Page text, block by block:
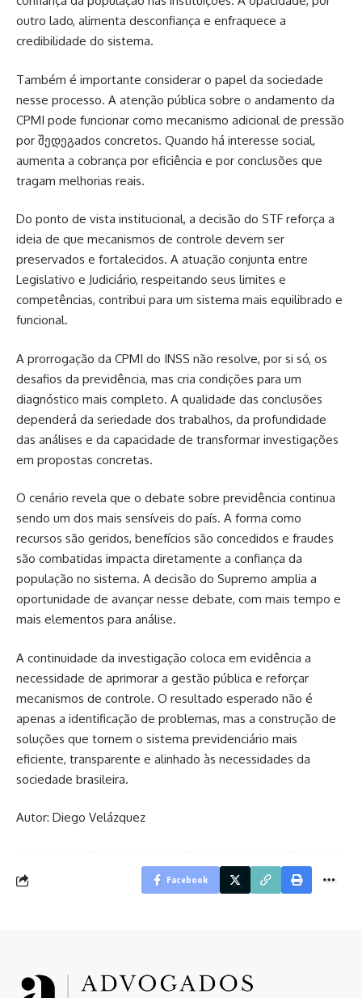
outro lado, alimenta desconfiança e enfraquece a
credibilidade do sistema.
Também é importante considerar o papel da sociedade
nesse processo. A atenção pública sobre o andamento da
CPMI pode funcionar como mecanismo adicional de pressão
por შედეგados concretos. Quando há interesse social,
aumenta a cobrança por eficiência e por conclusões que
tragam melhorias reais.
Do ponto de vista institucional, a decisão do STF reforça a
ideia de que mecanismos de controle devem ser
preservados e fortalecidos. A atuação conjunta entre
Legislativo e Judiciário, respeitando seus limites e
competências, contribui para um sistema mais equilibrado e
funcional.
A prorrogação da CPMI do INSS não resolve, por si só, os
desafios da previdência, mas cria condições para um
diagnóstico mais completo. A qualidade das conclusões
dependerá da seriedade dos trabalhos, da profundidade
das análises e da capacidade de transformar investigações
em propostas concretas.
O cenário revela que o debate sobre previdência continua
sendo um dos mais sensíveis do país. A forma como
recursos são geridos, benefícios são concedidos e fraudes
são combatidas impacta diretamente a confiança da
população no sistema. A decisão do Supremo amplia a
oportunidade de avançar nesse debate, com mais tempo e
mais elementos para análise.
A continuidade da investigação coloca em evidência a
necessidade de aprimorar a gestão pública e reforçar
mecanismos de controle. O resultado esperado não é
apenas a identificação de problemas, mas a construção de
soluções que tornem o sistema previdenciário mais
eficiente, transparente e alinhado às necessidades da
sociedade brasileira.
Autor: Diego Velázquez
Facebook